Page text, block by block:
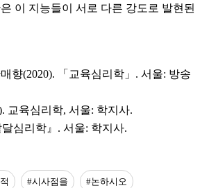
이 지능들이 서로 다른 강도로 발현된
향(2020). 「교육심리학」. 서울: 방송
교육심리학, 서울: 학지사.
심리학』. 서울: 학지사.
#시사점을 #논하시오